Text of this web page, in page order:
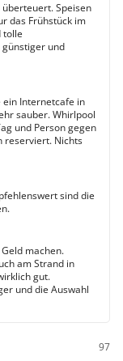
Speisen
das Frühstück im
tolle
und
ein Internetcafe in
sauber. Whirlpool
und Person gegen
reserviert. Nichts
sind die
machen.
am Strand in
gut.
und die Auswahl
97